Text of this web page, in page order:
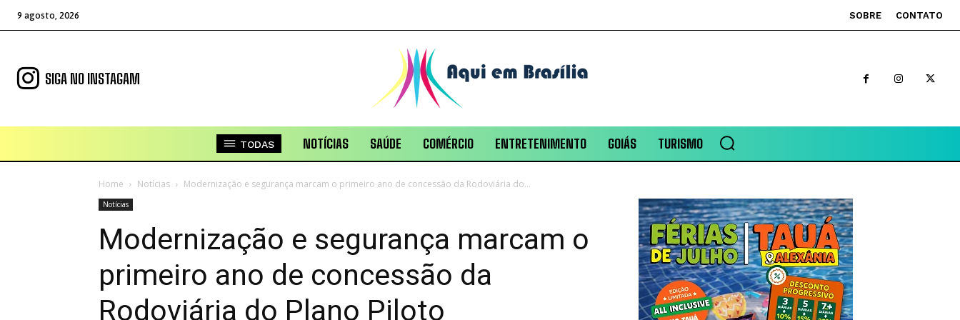
9 agosto, 2026 SOBRE CONTATO
SIGA NO INSTAGAM
TODAS NOTÍCIAS SAÚDE COMÉRCIO ENTRETENIMENTO GOIÁS TURISMO
Home Notícias Modernização e segurança marcam o primeiro ano de concessão da Rodoviária do...
Notícias
Modernização e segurança marcam o
primeiro ano de concessão da
Rodoviária do Plano Piloto